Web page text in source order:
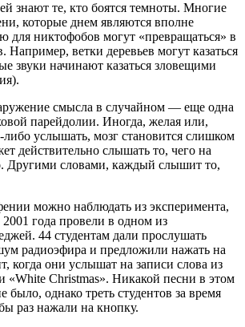
знают те, кто боятся темноты. Многие
которые днем являются вполне
для никтофобов могут «превращаться» в
ветки деревьев могут казаться
звуки начинают казаться зловещими
смысла в случайном — еще одна
парейдолии. Иногда, желая или,
либо услышать, мозг становится слишком
действительно слышать то, чего на
Другими словами, каждый слышит то,
можно наблюдать из эксперимента,
года провели в одном из
44 студентам дали прослушать
радиоэфира и предложили нажать на
когда они услышат на записи слова из
«White Christmas». Никакой песни в этом
было, однако треть студентов за время
раз нажали на кнопку.